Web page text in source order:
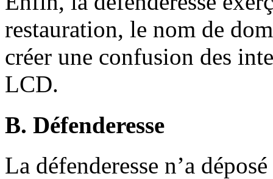
restauration, le nom de
créer une confusion des
LCD.
B. Défenderesse
La défenderesse n’a